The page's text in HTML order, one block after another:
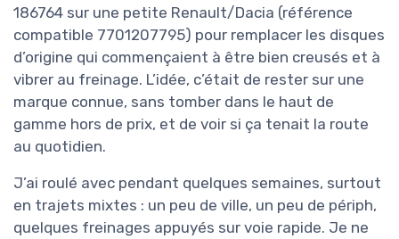
186764 sur une petite Renault/Dacia (référence
compatible 7701207795) pour remplacer les disques
d’origine qui commençaient à être bien creusés et à
vibrer au freinage. L’idée, c’était de rester sur une
marque connue, sans tomber dans le haut de
gamme hors de prix, et de voir si ça tenait la route
au quotidien.
J’ai roulé avec pendant quelques semaines, surtout
en trajets mixtes : un peu de ville, un peu de périph,
quelques freinages appuyés sur voie rapide. Je ne